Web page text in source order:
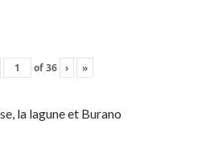
of36 › »
la lagune et Burano